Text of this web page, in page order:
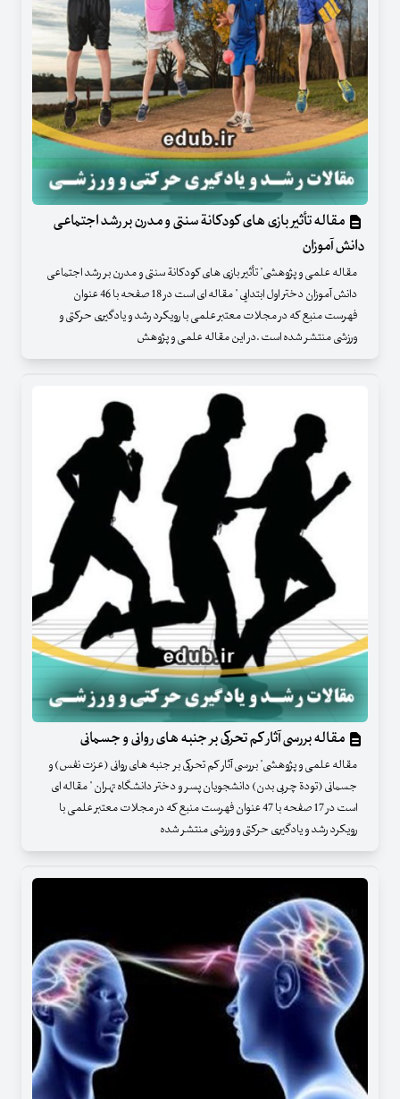
مقاله تأثیر بازی های کودکانة سنتی و مدرن بر رشد اجتماعی
دانش آموزان
مقاله علمی و پژوهشی" تأثیر بازی های کودکانة سنتی و مدرن بر رشد اجتماعی
دانش آموزان دختر اول ابتدایی " مقاله ای است در 18 صفحه با 46 عنوان
فهرست منبع که در مجلات معتبر علمی با رویکرد رشد و یادگیری حرکتی و
ورزشی منتشر شده است .در این مقاله علمی و پژوهش
مقاله بررسی آثار کم تحرکی بر جنبه های روانی و جسمانی
مقاله علمی و پژوهشی" بررسی آثار کم تحرکی بر جنبه های روانی (عزت نفس) و
جسمانی (تودة چربی بدن) دانشجویان پسر و دختر دانشگاه تهران " مقاله ای
است در 17 صفحه با 47 عنوان فهرست منبع که در مجلات معتبر علمی با
رویکرد رشد و یادگیری حرکتی و ورزشی منتشر شده